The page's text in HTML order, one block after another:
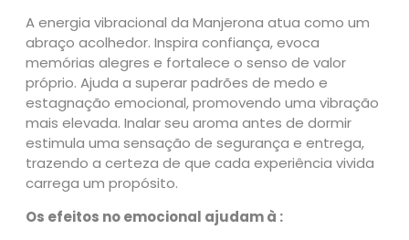
q
u
a
n
t
d
a
e
A energia vibracional da Manjerona atua como um
abraço acolhedor. Inspira confiança, evoca
memórias alegres e fortalece o senso de valor
próprio. Ajuda a superar padrões de medo e
estagnação emocional, promovendo uma vibração
mais elevada. Inalar seu aroma antes de dormir
estimula uma sensação de segurança e entrega,
trazendo a certeza de que cada experiência vivida
carrega um propósito.
Os efeitos no emocional ajudam à :